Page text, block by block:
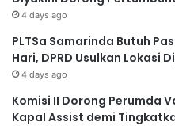
4 days ago
PLTSa Samarinda Butuh
Hari, DPRD Usulkan Lokasi
4 days ago
Komisi II Dorong Perumda
Kapal Assist demi